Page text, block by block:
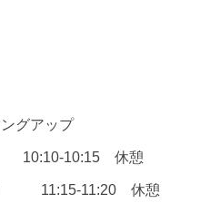
グアップ
10:10-10:15 休憩
11:15-11:20 休憩